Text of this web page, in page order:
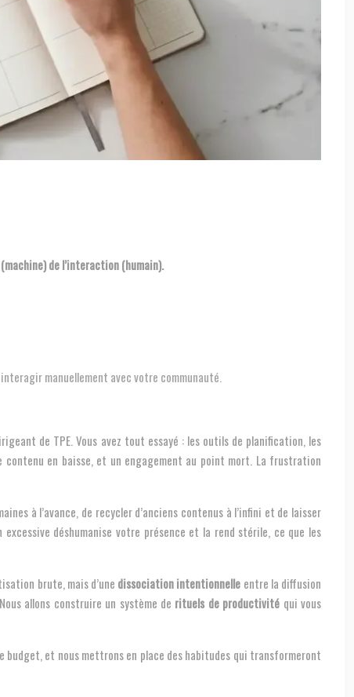
de l’interaction (humain).
manuellement avec votre communauté.
de TPE. Vous avez tout essayé : les outils de planification, les
en baisse, et un engagement au point mort. La frustration
à l’avance, de recycler d’anciens contenus à l’infini et de laisser
déshumanise votre présence et la rend stérile, ce que les
brute, mais d’une dissociation intentionnelle entre la diffusion
allons construire un système de rituels de productivité qui vous
budget, et nous mettrons en place des habitudes qui transformeront